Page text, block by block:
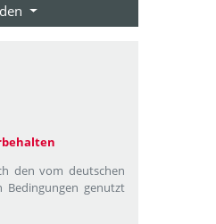
den vom deutschen
Bedingungen genutzt